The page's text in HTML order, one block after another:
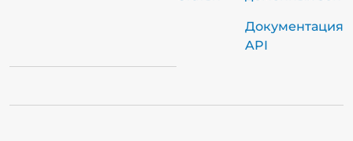
Документация
API